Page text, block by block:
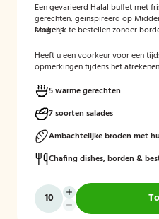
Een gevarieerd Halal buffet met
gerechten, geïnspireerd op
keukens.
Mogelijk te bestellen zonder
Heeft u een voorkeur voor een
opmerkingen tijdens het
5 warme gerechten
7 soorten salades
Ambachtelijke broden met
Chafing dishes, borden &